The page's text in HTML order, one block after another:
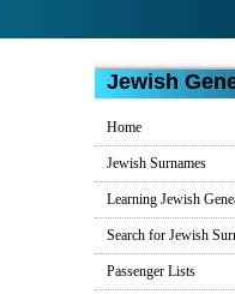
Jewish
Home
Jewish Surnames
Learning Jewish
Search for Jewish
Passenger Lists